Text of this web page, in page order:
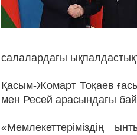
салалардағы
Қасым-Жомарт Тоқаев
мен Ресей арасындағы
«Мемлекеттеріміздің